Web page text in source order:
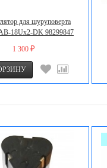
для шуруповерта
18Ux2-DK 98299847
1 300 ₽